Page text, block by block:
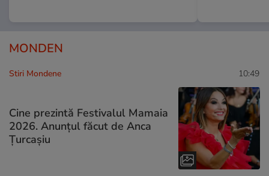
MONDEN
Stiri Mondene 10:49
Cine prezintă Festivalul Mamaia
2026. Anunțul făcut de Anca
Țurcașiu